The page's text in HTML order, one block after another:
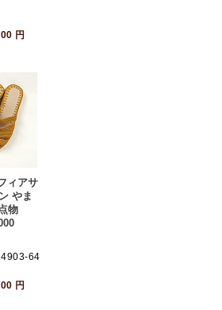
円
ィアサ
やま
物
64
円